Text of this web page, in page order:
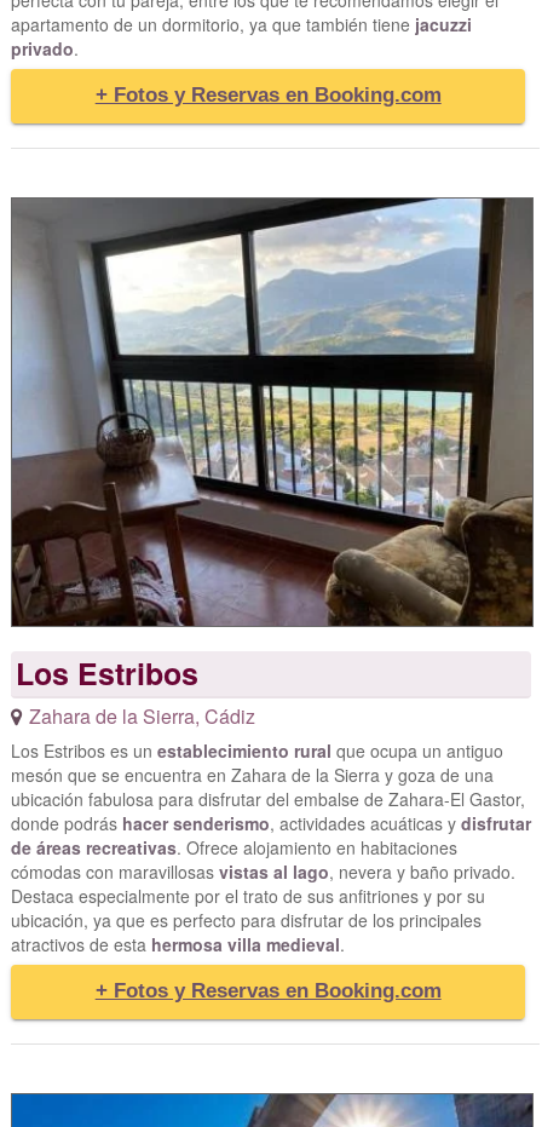
apartamento de un dormitorio, ya que también tiene jacuzzi
privado.
+ Fotos y Reservas en Booking.com
Los Estribos
Zahara de la Sierra, Cádiz
Los Estribos es un establecimiento rural que ocupa un antiguo
mesón que se encuentra en Zahara de la Sierra y goza de una
ubicación fabulosa para disfrutar del embalse de Zahara-El Gastor,
donde podrás hacer senderismo, actividades acuáticas y disfrutar
de áreas recreativas. Ofrece alojamiento en habitaciones
cómodas con maravillosas vistas al lago, nevera y baño privado.
Destaca especialmente por el trato de sus anfitriones y por su
ubicación, ya que es perfecto para disfrutar de los principales
atractivos de esta hermosa villa medieval.
+ Fotos y Reservas en Booking.com